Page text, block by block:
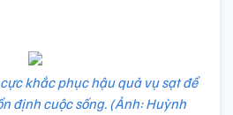
khắc phục hậu quả vụ sạt để
định cuộc sống. (Ảnh: Huỳnh